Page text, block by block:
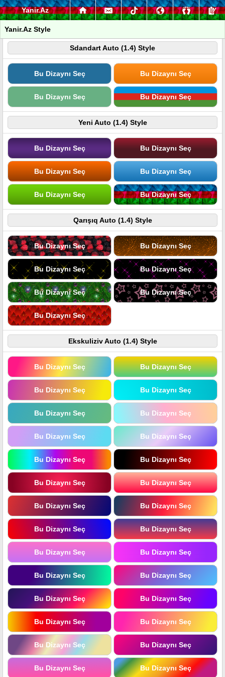
Yanir.Az
Yanir.Az Style
Sdandart Auto (1.4) Style
Bu Dizaynı Seç Bu Dizaynı Seç
Bu Dizaynı Seç Bu Dizaynı Seç
Yeni Auto (1.4) Style
Bu Dizaynı Seç Bu Dizaynı Seç
Bu Dizaynı Seç Bu Dizaynı Seç
Bu Dizaynı Seç Bu Dizaynı Seç
Qarışıq Auto (1.4) Style
Bu Dizaynı Seç Bu Dizaynı Seç
Bu Dizaynı Seç Bu Dizaynı Seç
Bu Dizaynı Seç Bu Dizaynı Seç
Bu Dizaynı Seç
Ekskuliziv Auto (1.4) Style
Bu Dizaynı Seç Bu Dizaynı Seç
Bu Dizaynı Seç Bu Dizaynı Seç
Bu Dizaynı Seç Bu Dizaynı Seç
Bu Dizaynı Seç Bu Dizaynı Seç
Bu Dizaynı Seç Bu Dizaynı Seç
Bu Dizaynı Seç Bu Dizaynı Seç
Bu Dizaynı Seç Bu Dizaynı Seç
Bu Dizaynı Seç Bu Dizaynı Seç
Bu Dizaynı Seç Bu Dizaynı Seç
Bu Dizaynı Seç Bu Dizaynı Seç
Bu Dizaynı Seç Bu Dizaynı Seç
Bu Dizaynı Seç Bu Dizaynı Seç
Bu Dizaynı Seç Bu Dizaynı Seç
Bu Dizaynı Seç Bu Dizaynı Seç